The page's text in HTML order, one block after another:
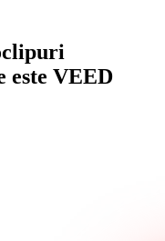
este VEED